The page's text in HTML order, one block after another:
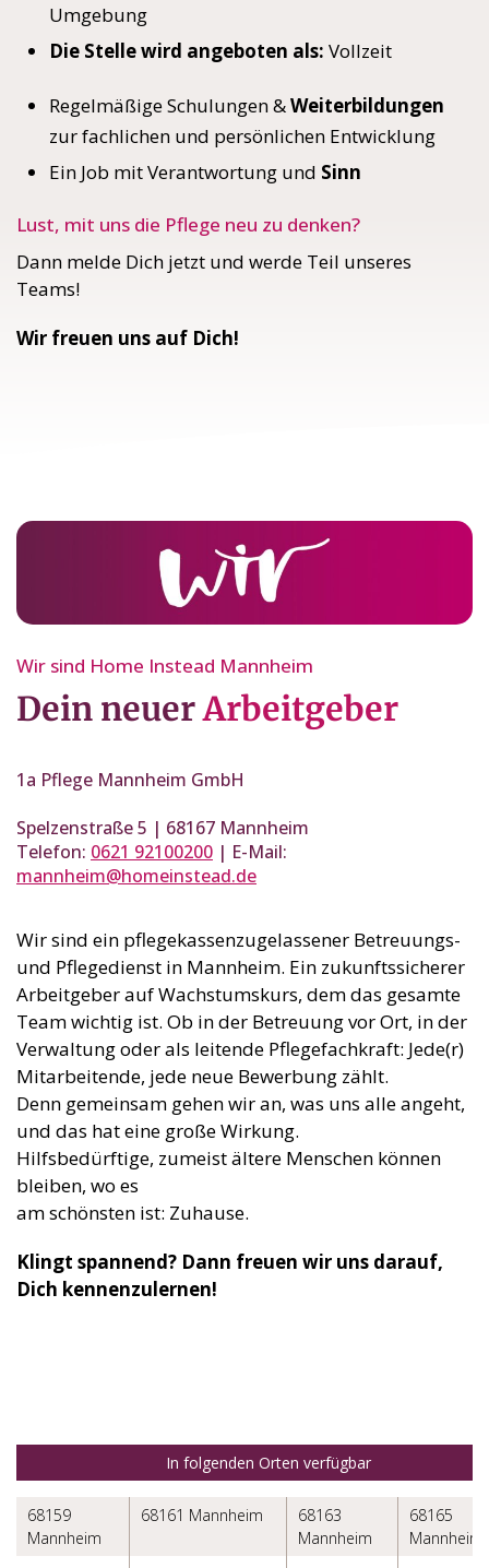
Umgebung
Die Stelle wird angeboten als: Vollzeit
Regelmäßige Schulungen &Weiterbildungen
zur fachlichen und persönlichen Entwicklung
Ein Job mit Verantwortung und Sinn
Lust, mit uns die Pflege neu zu denken?
Dann melde Dich jetzt und werde Teil unseres
Teams!
Wir freuen uns auf Dich!
Wir sind Home Instead Mannheim
Dein neuerArbeitgeber
1a Pflege Mannheim GmbH
Spelzenstraße 5 | 68167 Mannheim
Telefon: 0621 92100200 | E-Mail:
mannheim@homeinstead.de
Wir sind ein pflegekassenzugelassener Betreuungs-
und Pflegedienst in Mannheim. Ein zukunftssicherer
Arbeitgeber auf Wachstumskurs, dem das gesamte
Team wichtig ist. Ob in der Betreuung vor Ort, in der
Verwaltung oder als leitende Pflegefachkraft: Jede(r)
Mitarbeitende, jede neue Bewerbung zählt.
Denn gemeinsam gehen wir an, was uns alle angeht,
und das hat eine große Wirkung.
Hilfsbedürftige, zumeist ältere Menschen können
bleiben, wo es
am schönsten ist: Zuhause.
Klingt spannend? Dann freuen wir uns darauf,
Dich kennenzulernen!
In folgenden Orten verfügbar
68159
Mannheim
68161 Mannheim
68163
Mannheim
68165
Mannheim